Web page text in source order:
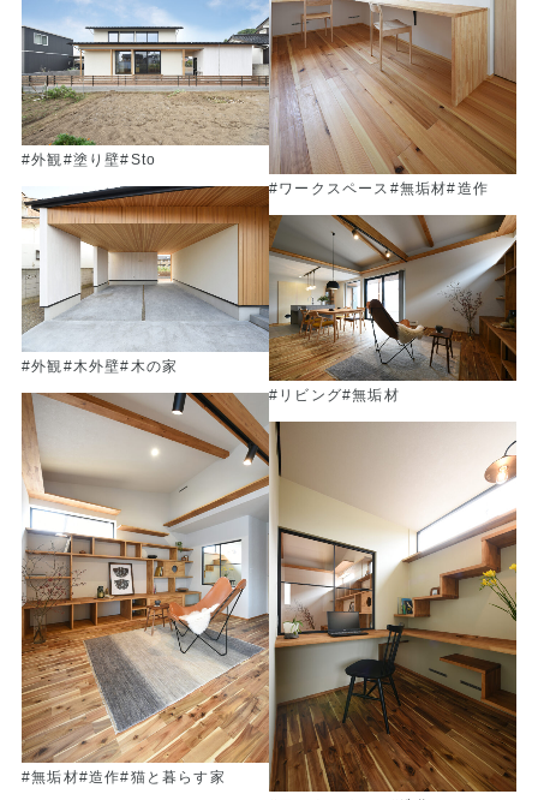
#ワークスペース #無垢材#造作
#外観#塗り壁#Sto
#外観 #木外壁#木の家
#リビング#無垢材
#無垢材#造作#猫と暮らす家